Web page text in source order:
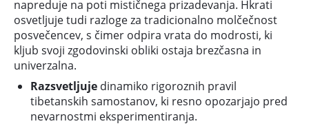
napreduje na poti mističnega prizadevanja. Hkrati
osvetljuje tudi razloge za tradicionalno molčečnost
posvečencev, s čimer odpira vrata do modrosti, ki
kljub svoji zgodovinski obliki ostaja brezčasna in
univerzalna.
Razsvetljuje dinamiko rigoroznih pravil
tibetanskih samostanov, ki resno opozarjajo pred
nevarnostmi eksperimentiranja.